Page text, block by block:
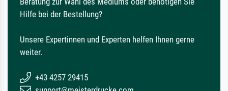
Hilfe bei der Bestellung?
Unsere Expertinnen und Experten helfen Ihnen gerne
weiter.
+43 4257 29415